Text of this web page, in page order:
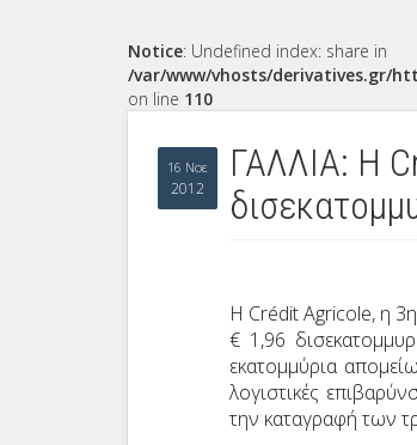
Notice: Undefined index: share in
/var/www/vhosts/derivatives.gr/
on line 110
16 Νοε
2012
ΓΑΛΛΙΑ: Η
Η Crédit Agricole, η 3η
€ 1,96
εκατομμύρια
λογιστικές
την καταγραφή των